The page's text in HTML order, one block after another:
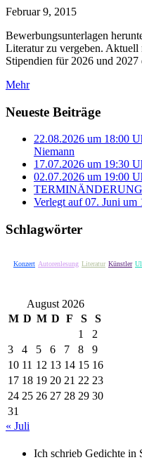
Februar 9, 2015
Bewerbungsunterlagen
Literatur zu vergeben. Aktuell
Stipendien für 2026 und 2027
Mehr
Neueste Beiträge
22.08.2026 um 18:00
Niemann
17.07.2026 um 19:30
02.07.2026 um 19:00
Verlegt auf 07. Juni um
Schlagwörter
Konzert Autorenlesung Literatur Künstler
August 2026
M D M D F S
S
1
2
3
4 5 6 7 8
9
10 11 12 13 14 15 16
17 18 19 20 21 22 23
24 25 26 27 28 29 30
31
« Juli
Ich schrieb Gedichte in